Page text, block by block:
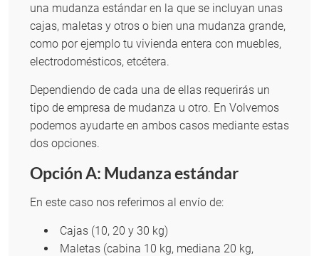
una mudanza estándar en la que se incluyan unas
cajas, maletas y otros o bien una mudanza grande,
como por ejemplo tu vivienda entera con muebles,
electrodomésticos, etcétera.
Dependiendo de cada una de ellas requerirás un
tipo de empresa de mudanza u otro. En Volvemos
podemos ayudarte en ambos casos mediante estas
dos opciones.
Opción A: Mudanza estándar
En este caso nos referimos al envío de:
Cajas (10, 20 y 30 kg)
Maletas (cabina 10 kg, mediana 20 kg,